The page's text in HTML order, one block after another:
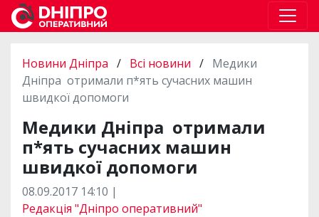
Новини Дніпра / Всі новини / Медики
Дніпра отримали п*ять сучасних машин
швидкої допомоги
Медики Дніпра отримали
п*ять сучасних машин
швидкої допомоги
08.09.2017 14:10 |
Редакція "Дніпро оперативний"